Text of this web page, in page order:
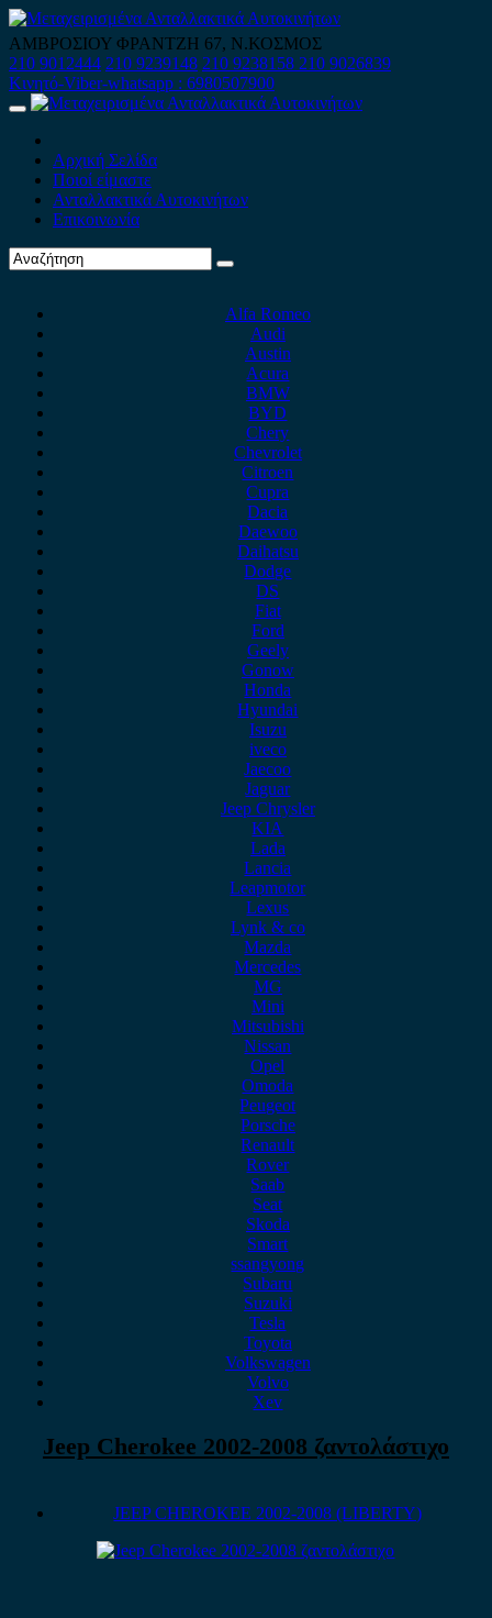
Skip
to
content
ΑΜΒΡΟΣΙΟΥ ΦΡΑΝΤΖΗ 67, Ν.ΚΟΣΜΟΣ
210 9012444 210 9239148 210 9238158 210 9026839
Κινητό-Viber-whatsapp : 6980507900
Primary
Αρχική Σελίδα
Ποιοί είμαστε
Ανταλλακτικά Αυτοκινήτων
Επικοινωνία
Alfa Romeo
Audi
Austin
Acura
BMW
BYD
Chery
Chevrolet
Citroen
Cupra
Dacia
Daewoo
Daihatsu
Dodge
DS
Fiat
Ford
Geely
Gonow
Honda
Hyundai
Isuzu
iveco
Jaecoo
Jaguar
Jeep Chrysler
KIA
Lada
Lancia
Leapmotor
Lexus
Lynk & co
Mazda
Mercedes
MG
Mini
Mitsubishi
Nissan
Opel
Omoda
Peugeot
Porsche
Renault
Rover
Saab
Seat
Skoda
Smart
ssangyong
Subaru
Suzuki
Tesla
Toyota
Volkswagen
Volvo
Xev
Jeep Cherokee 2002-2008 ζαντολάστιχο
JEEP CHEROKEE 2002-2008 (LIBERTY)